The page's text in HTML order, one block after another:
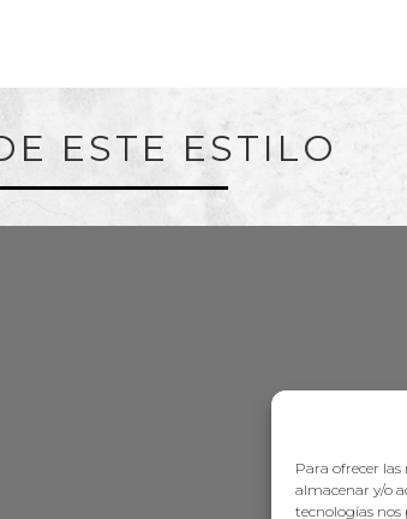
Para ofrecer
almacenar y/o
tecnologías
ESTE ESTILO